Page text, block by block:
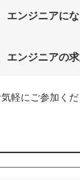
エンジニアに
エンジニアの
軽にご参加くだ